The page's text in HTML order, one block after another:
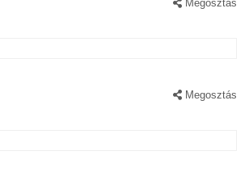
Megosztás
Megosztás